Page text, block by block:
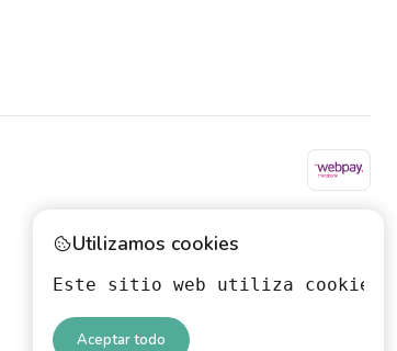
Utilizamos cookies
Este sitio web utiliza cookies
Aceptar todo